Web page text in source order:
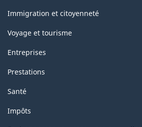
sujets
Immigration et citoyenneté
Voyage et tourisme
Entreprises
Prestations
Santé
Impôts